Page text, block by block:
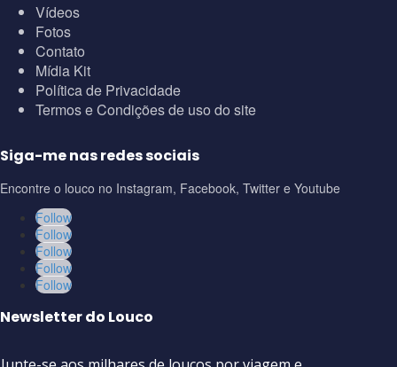
Vídeos
Fotos
Contato
Mídia Kit
Política de Privacidade
Termos e Condições de uso do site
Siga-me nas redes sociais
Encontre o louco no Instagram, Facebook, Twitter e Youtube
Follow
Follow
Follow
Follow
Follow
Newsletter do Louco